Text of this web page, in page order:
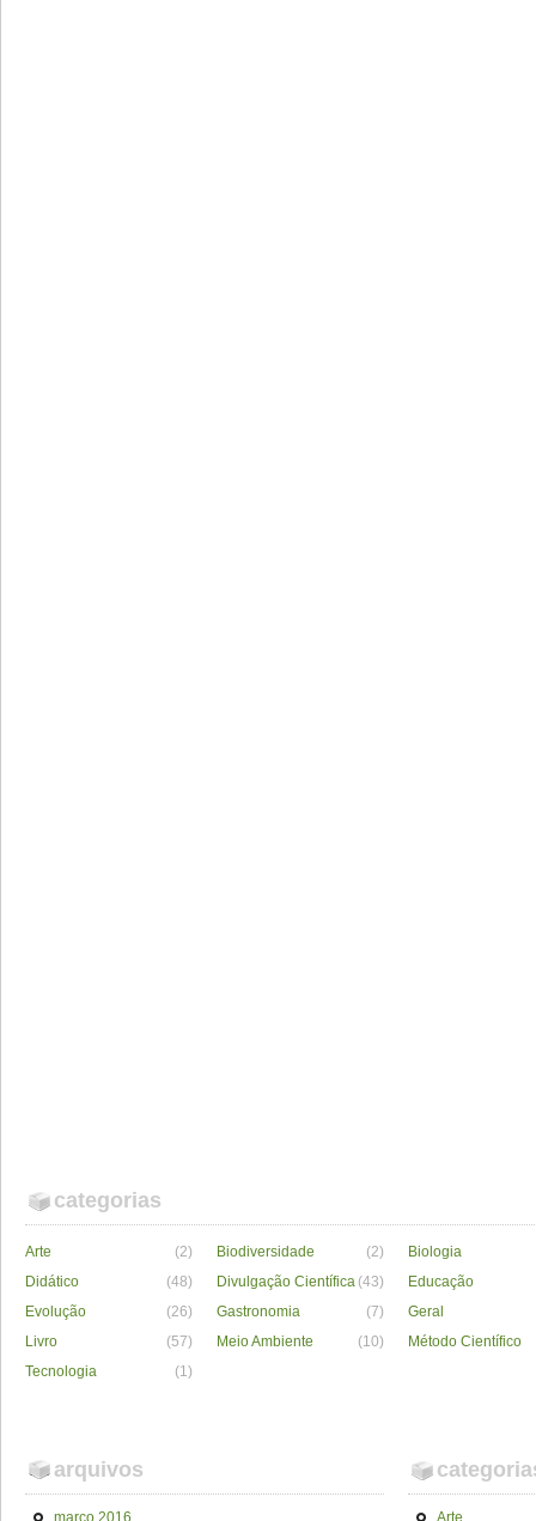
categorias
Arte (2) Biodiversidade (2)
Biologia
Didático
(48) Divulgação Científica (43)
Educação
Evolução
(26) Gastronomia (7)
Geral
Livro
(57) Meio Ambiente (10)
Método Científico
Tecnologia
(1)
arquivos
março 2016 Arte